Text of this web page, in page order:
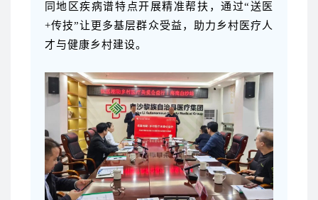
同地区疾病谱特点开展精准帮扶，通过“送医
+传技”让更多基层群众受益，助力乡村医疗人
才与健康乡村建设。